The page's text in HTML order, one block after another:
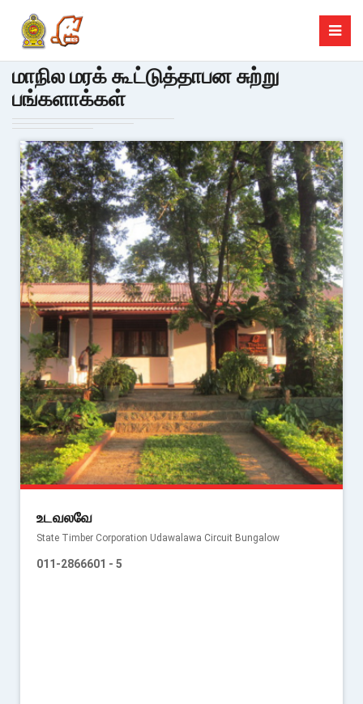
மாநில மரக் கூட்டுத்தாபன சுற்று
பங்களாக்கள்
உடவலவே
State Timber Corporation Udawalawa Circuit Bungalow
011-2866601 - 5